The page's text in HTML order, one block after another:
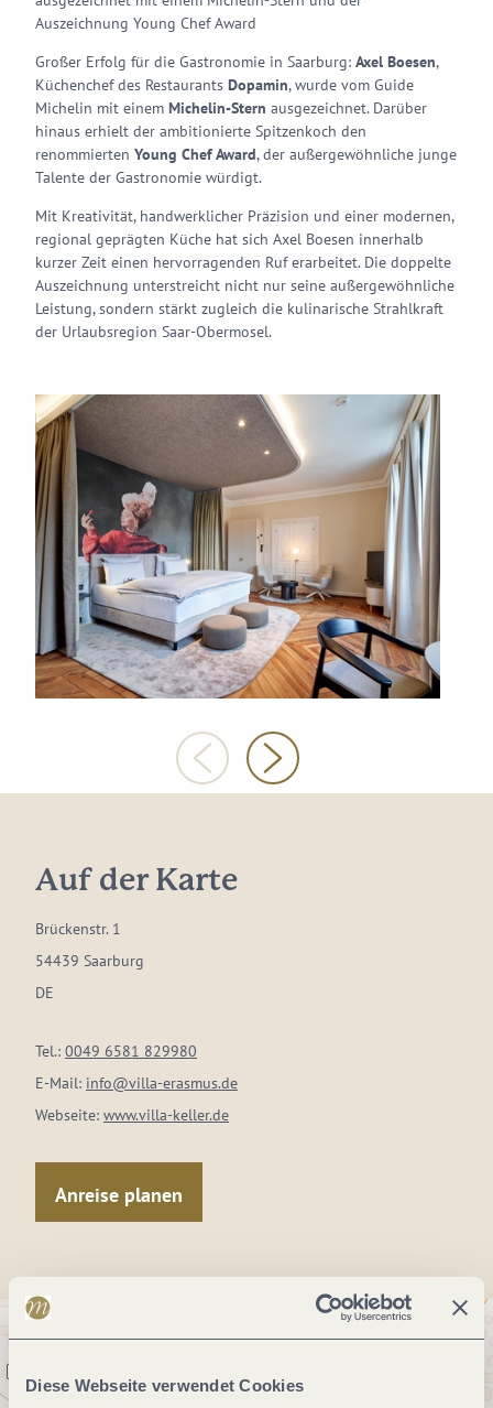
Diese Webseite verwendet Cookies
Auszeichnung Young Chef Award
Großer Erfolg für die Gastronomie in Saarburg: Axel Boesen,
Küchenchef des Restaurants Dopamin, wurde vom Guide
Michelin mit einem Michelin-Stern ausgezeichnet. Darüber
hinaus erhielt der ambitionierte Spitzenkoch den
renommierten Young Chef Award, der außergewöhnliche junge
Talente der Gastronomie würdigt.
Mit Kreativität, handwerklicher Präzision und einer modernen,
regional geprägten Küche hat sich Axel Boesen innerhalb
kurzer Zeit einen hervorragenden Ruf erarbeitet. Die doppelte
Auszeichnung unterstreicht nicht nur seine außergewöhnliche
Leistung, sondern stärkt zugleich die kulinarische Strahlkraft
der Urlaubsregion Saar-Obermosel.
Auf der Karte
Brückenstr. 1
54439 Saarburg
DE
Tel.: 0049 6581 829980
E-Mail: info@villa-erasmus.de
Webseite: www.villa-keller.de
Anreise planen